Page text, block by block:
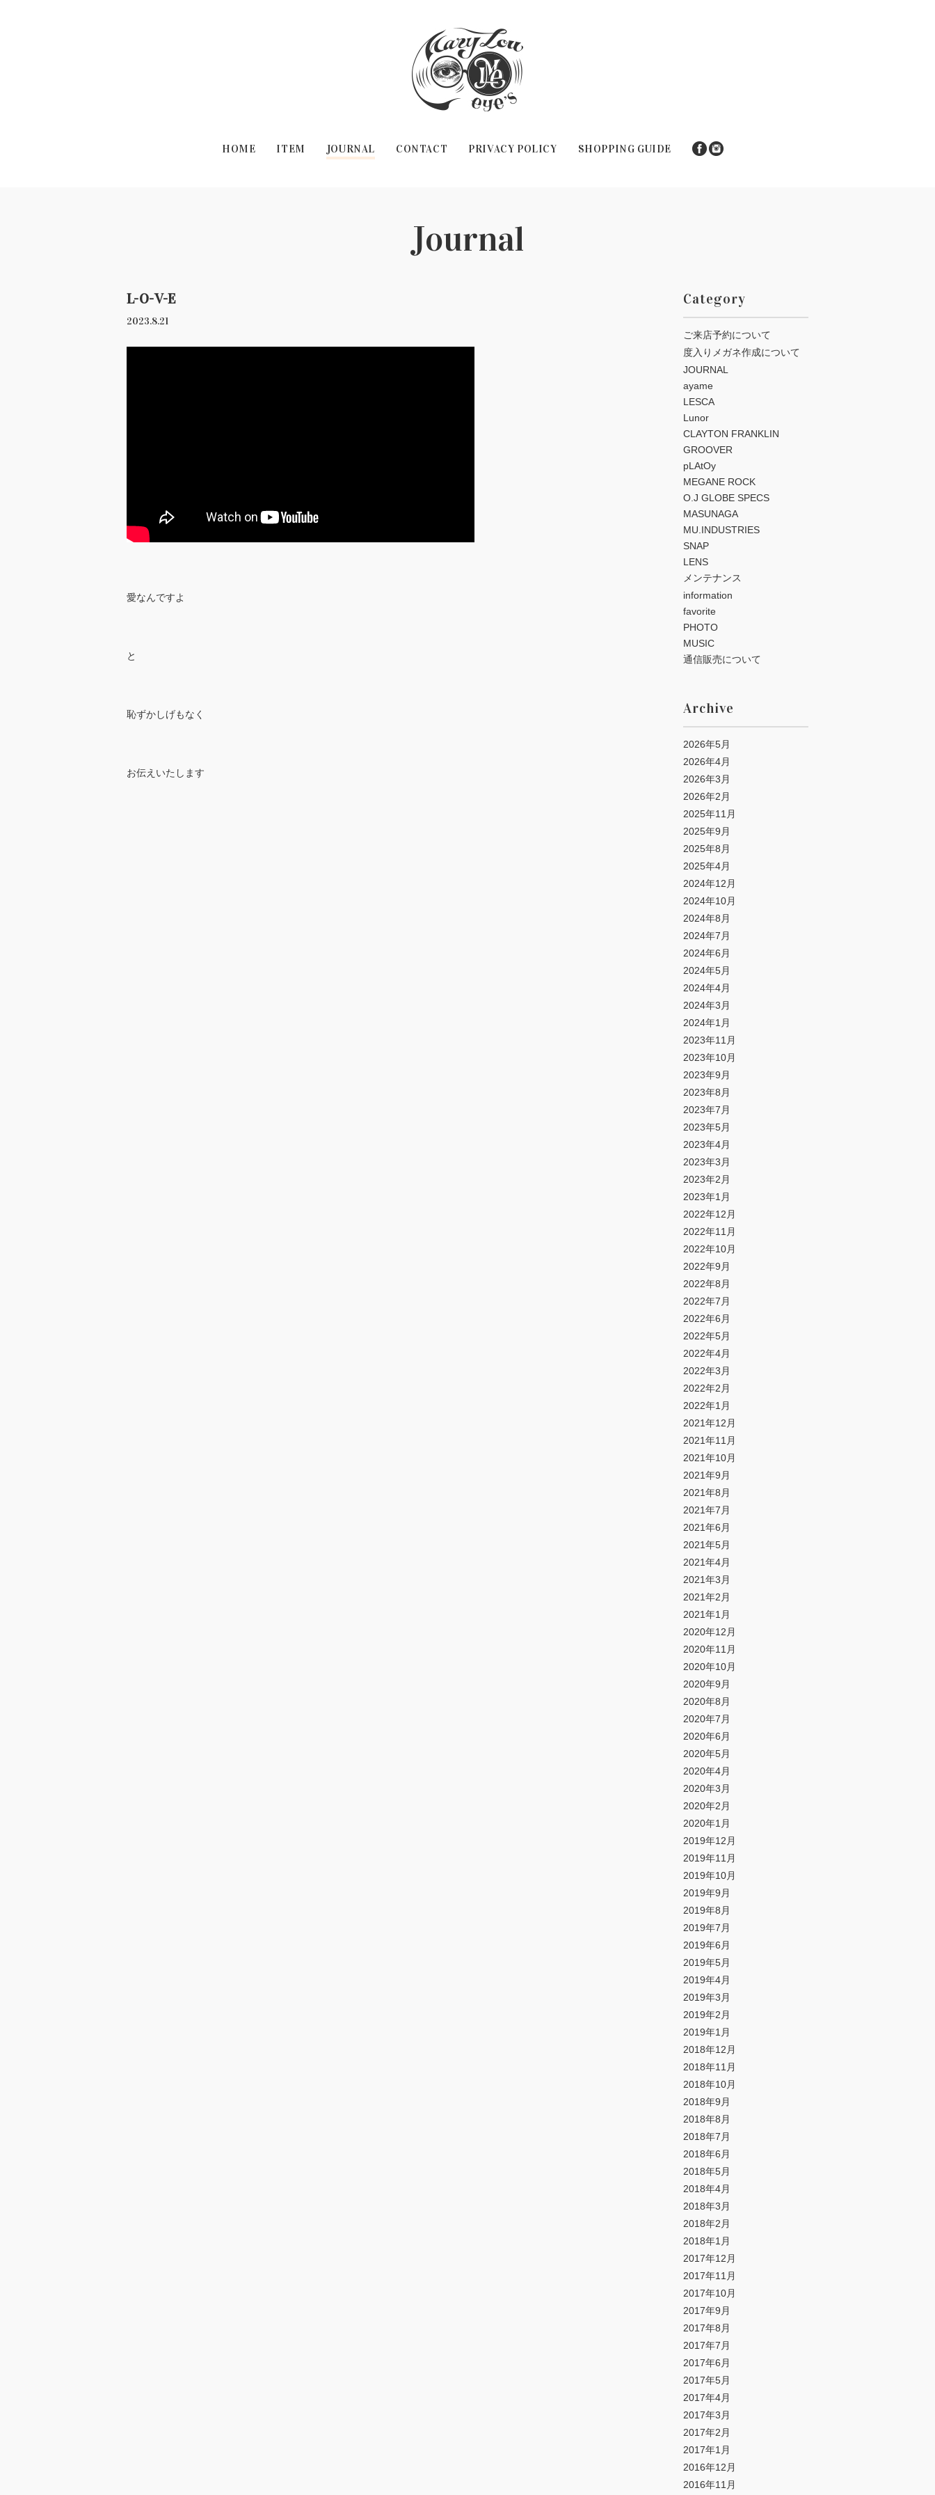
HOME ITEM JOURNAL CONTACT PRIVACY POLICY SHOPPING GUIDE
Journal
L-O-V-E
2023.8.21
愛なんですよ
と
恥ずかしげもなく
お伝えいたします
Category
ご来店予約について
度入りメガネ作成について
JOURNAL
ayame
LESCA
Lunor
CLAYTON FRANKLIN
GROOVER
pLAtOy
MEGANE ROCK
O.J GLOBE SPECS
MASUNAGA
MU.INDUSTRIES
SNAP
LENS
メンテナンス
information
favorite
PHOTO
MUSIC
通信販売について
Archive
2026年5月
2026年4月
2026年3月
2026年2月
2025年11月
2025年9月
2025年8月
2025年4月
2024年12月
2024年10月
2024年8月
2024年7月
2024年6月
2024年5月
2024年4月
2024年3月
2024年1月
2023年11月
2023年10月
2023年9月
2023年8月
2023年7月
2023年5月
2023年4月
2023年3月
2023年2月
2023年1月
2022年12月
2022年11月
2022年10月
2022年9月
2022年8月
2022年7月
2022年6月
2022年5月
2022年4月
2022年3月
2022年2月
2022年1月
2021年12月
2021年11月
2021年10月
2021年9月
2021年8月
2021年7月
2021年6月
2021年5月
2021年4月
2021年3月
2021年2月
2021年1月
2020年12月
2020年11月
2020年10月
2020年9月
2020年8月
2020年7月
2020年6月
2020年5月
2020年4月
2020年3月
2020年2月
2020年1月
2019年12月
2019年11月
2019年10月
2019年9月
2019年8月
2019年7月
2019年6月
2019年5月
2019年4月
2019年3月
2019年2月
2019年1月
2018年12月
2018年11月
2018年10月
2018年9月
2018年8月
2018年7月
2018年6月
2018年5月
2018年4月
2018年3月
2018年2月
2018年1月
2017年12月
2017年11月
2017年10月
2017年9月
2017年8月
2017年7月
2017年6月
2017年5月
2017年4月
2017年3月
2017年2月
2017年1月
2016年12月
2016年11月